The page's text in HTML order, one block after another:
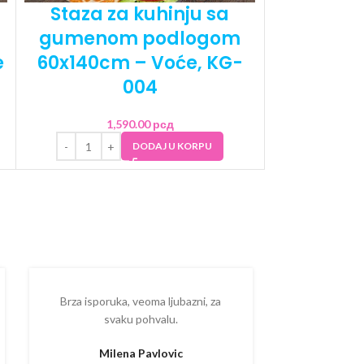
Staza za kuhinju sa
gumenom podlogom
60x140cm – Voće, KG-
004
1,590.00рсд
DODAJ U KORPU
Brza isporuka, veoma ljubazni, za
svaku pohvalu.
Milena Pavlovic